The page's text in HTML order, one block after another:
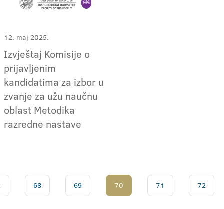
12. maj 2025.
Izvještaj Komisije o
prijavljenim
kandidatima za izbor u
zvanje za užu naučnu
oblast Metodika
razredne nastave
68 69 70 71 72